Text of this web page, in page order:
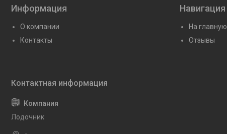
Информация
О компании
Контакты
Навигация
На главную
Отзывы
Лодочник